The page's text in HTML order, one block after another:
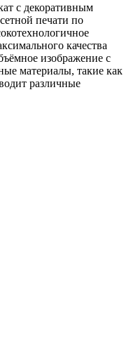
с декоративным
печати по
качества
изображение с
материалы, такие как
различные